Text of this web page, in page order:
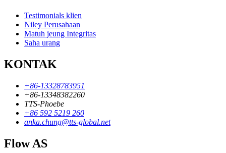
Testimonials klien
Niley Perusahaan
Matuh jeung Integritas
Saha urang
KONTAK
+86-13328783951
+86-13348382260
TTS-Phoebe
+86 592 5219 260
anka.chung@tts-global.net
Flow AS